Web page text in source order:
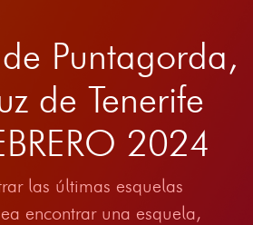
Puntagorda,
de Tenerife
2024
las últimas esquelas
encontrar una esquela,